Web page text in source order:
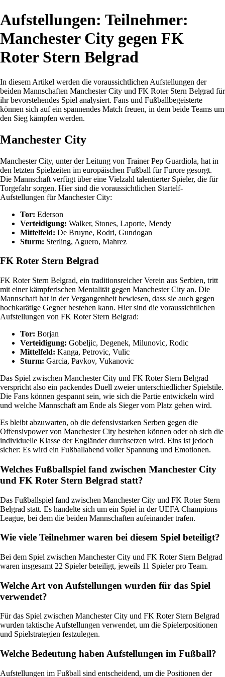
Aufstellungen: Teilnehmer:
Manchester City gegen FK
Roter Stern Belgrad
In diesem Artikel werden die voraussichtlichen Aufstellungen der
beiden Mannschaften Manchester City und FK Roter Stern Belgrad für
ihr bevorstehendes Spiel analysiert. Fans und Fußballbegeisterte
können sich auf ein spannendes Match freuen, in dem beide Teams um
den Sieg kämpfen werden.
Manchester City
Manchester City, unter der Leitung von Trainer Pep Guardiola, hat in
den letzten Spielzeiten im europäischen Fußball für Furore gesorgt.
Die Mannschaft verfügt über eine Vielzahl talentierter Spieler, die für
Torgefahr sorgen. Hier sind die voraussichtlichen Startelf-
Aufstellungen für Manchester City:
Tor: Ederson
Verteidigung: Walker, Stones, Laporte, Mendy
Mittelfeld: De Bruyne, Rodri, Gundogan
Sturm: Sterling, Aguero, Mahrez
FK Roter Stern Belgrad
FK Roter Stern Belgrad, ein traditionsreicher Verein aus Serbien, tritt
mit einer kämpferischen Mentalität gegen Manchester City an. Die
Mannschaft hat in der Vergangenheit bewiesen, dass sie auch gegen
hochkarätige Gegner bestehen kann. Hier sind die voraussichtlichen
Aufstellungen von FK Roter Stern Belgrad:
Tor: Borjan
Verteidigung: Gobeljic, Degenek, Milunovic, Rodic
Mittelfeld: Kanga, Petrovic, Vulic
Sturm: Garcia, Pavkov, Vukanovic
Das Spiel zwischen Manchester City und FK Roter Stern Belgrad
verspricht also ein packendes Duell zweier unterschiedlicher Spielstile.
Die Fans können gespannt sein, wie sich die Partie entwickeln wird
und welche Mannschaft am Ende als Sieger vom Platz gehen wird.
Es bleibt abzuwarten, ob die defensivstarken Serben gegen die
Offensivpower von Manchester City bestehen können oder ob sich die
individuelle Klasse der Engländer durchsetzen wird. Eins ist jedoch
sicher: Es wird ein Fußballabend voller Spannung und Emotionen.
Welches Fußballspiel fand zwischen Manchester City
und FK Roter Stern Belgrad statt?
Das Fußballspiel fand zwischen Manchester City und FK Roter Stern
Belgrad statt. Es handelte sich um ein Spiel in der UEFA Champions
League, bei dem die beiden Mannschaften aufeinander trafen.
Wie viele Teilnehmer waren bei diesem Spiel beteiligt?
Bei dem Spiel zwischen Manchester City und FK Roter Stern Belgrad
waren insgesamt 22 Spieler beteiligt, jeweils 11 Spieler pro Team.
Welche Art von Aufstellungen wurden für das Spiel
verwendet?
Für das Spiel zwischen Manchester City und FK Roter Stern Belgrad
wurden taktische Aufstellungen verwendet, um die Spielerpositionen
und Spielstrategien festzulegen.
Welche Bedeutung haben Aufstellungen im Fußball?
Aufstellungen im Fußball sind entscheidend, um die Positionen der